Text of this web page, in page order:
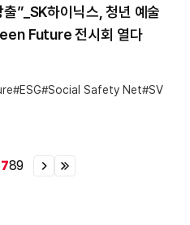
”_SK하이닉스, 청년 예술
Future 전시회 열다
ESG Social Safety Net SV
789
이
이